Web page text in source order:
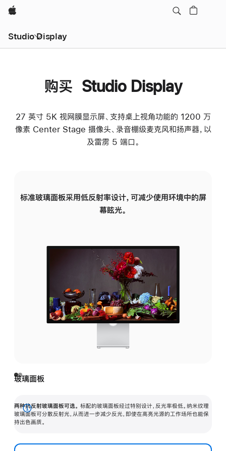
Apple
Studio Display
购买 Studio Display
27 英寸 5K 视网膜显示屏、支持桌上视角功能的 1200 万
像素 Center Stage 摄像头、录音棚级麦克风和扬声器，以
及雷雳 5 端口。
标准玻璃面板采用低反射率设计，可减少使用环境中的屏
幕眩光。
玻璃面板
两种抗反射玻璃面板可选。 标配的玻璃面板经过特别设计，反光率极低。纳米纹理
玻璃面板可分散反射光，从而进一步减少反光，即使在高亮光源的工作场所也能保
持出色画质。
展
开